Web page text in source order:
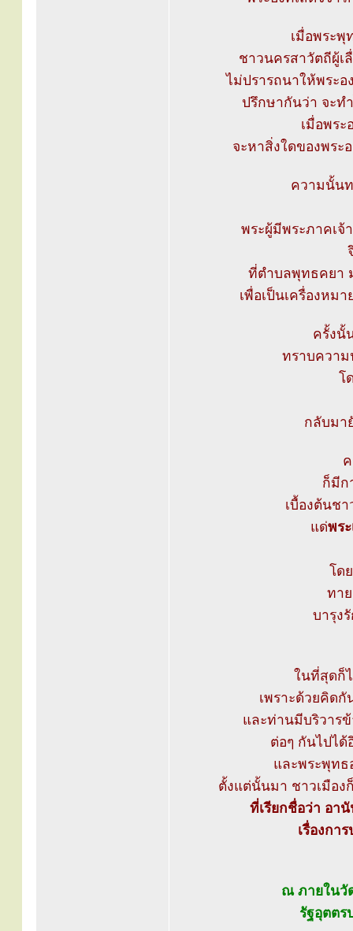
เมื่อพระพุ
ชาวนครสาวัตถีผู้เ
ไม่ปรารถนาให้พระอ
ปรึกษากันว่า จะท
เมื่อพระ
จะหาสิ่งใดของพระ
ความนั้น
พระผู้มีพระภาคเจ้
ที่ตำบลพุทธคยา
เพื่อเป็นเครื่องหม
ครั้งนั้
ทราบความ
โ
กลับมา
ก็มีก
เบื้องต้นช
แด่พร
โด
ทา
บารุง
ในที่สุดก็
เพราะด้วยคิด
และท่านมีบริวาร
ต่อๆ กันไปได้
และพระพุทธ
ตั้งแต่นั้นมา ชาวเมือง
ที่เรียกชื่อว่า อา
เรื่องกา
ณ ภายในวั
รัฐอุตตร